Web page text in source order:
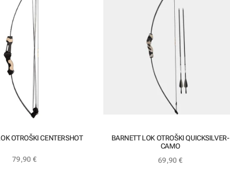
79,90 €
OTROŠKI CENTERSHOT
69,90 €
BARNETT LOK OTROŠKI QUICKSILVER-
CAMO